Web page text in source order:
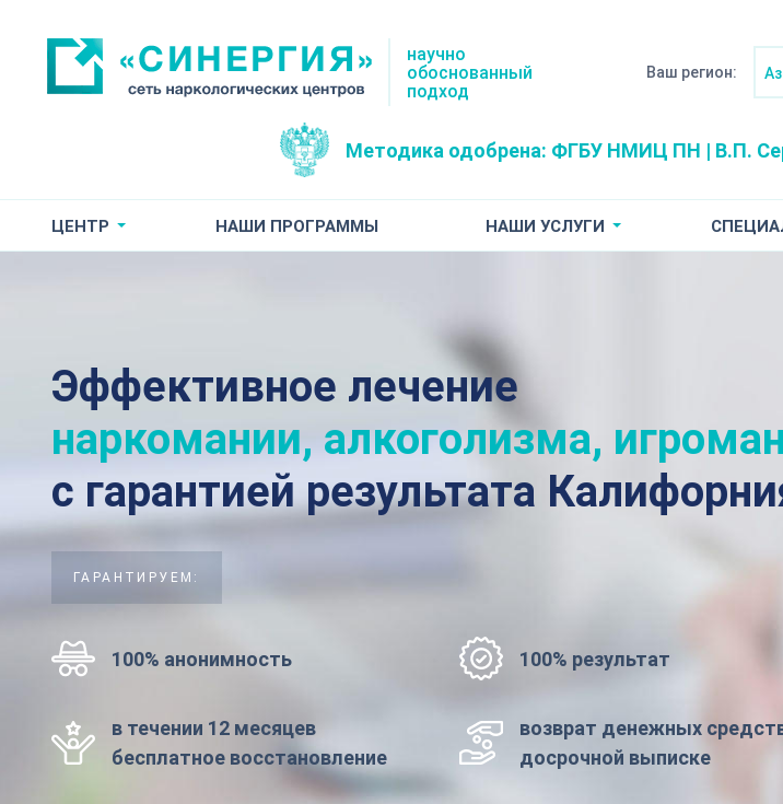
научно
обоснованный
подход
Ваш регион:
Методика одобрена: ФГБУ НМИЦ ПН | В.П.
ЦЕНТР НАШИ ПРОГРАММЫ НАШИ УСЛУГИ
Эффективное лечение
наркомании, алкоголизма,
с гарантией результата
ГАРАНТИРУЕМ:
100% анонимность 100% результат
в течении 12 месяцев
бесплатное восстановление
возврат денежных
досрочной выписке